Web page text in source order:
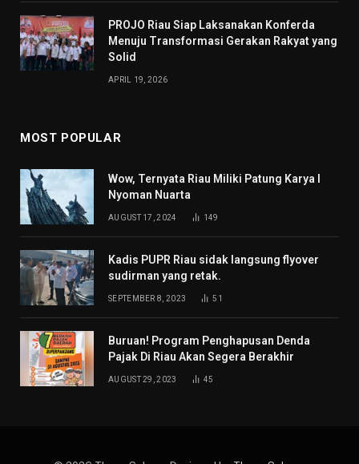
PROJO Riau Siap Laksanakan Konferda
Menuju Transformasi Gerakan Rakyat yang
Solid
APRIL 19, 2026
MOST POPULAR
Wow, Ternyata Riau Miliki Patung Karya I
Nyoman Nuarta
AUGUST 17, 2024 149
Kadis PUPR Riau sidak langsung flyover
sudirman yang retak.
SEPTEMBER 8, 2023 51
Buruan! Program Penghapusan Denda
Pajak Di Riau Akan Segera Berakhir
AUGUST 29, 2023 45